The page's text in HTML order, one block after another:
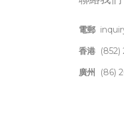
電郵
香港 (852)
廣州
(86)